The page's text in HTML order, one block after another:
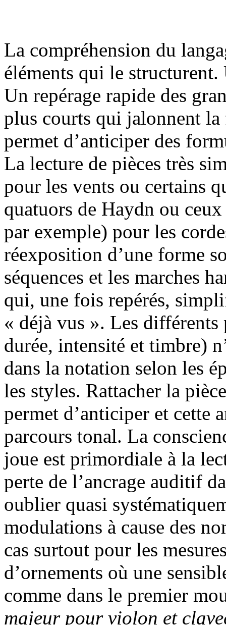
La compréhension du
éléments qui le structurent.
Un repérage rapide des
plus courts qui jalonnent
permet d’anticiper des
La lecture de pièces très
pour les vents ou certains
quatuors de Haydn ou
par exemple) pour les
réexposition d’une forme
séquences et les marches
qui, une fois repérés,
« déjà vus ». Les différents
durée, intensité et timbre)
dans la notation selon les
les styles. Rattacher la
permet d’anticiper et cette
parcours tonal. La
joue est primordiale à la
perte de l’ancrage auditif
oublier quasi
modulations à cause des
cas surtout pour les
d’ornements où une
comme dans le premier
majeur pour violon et